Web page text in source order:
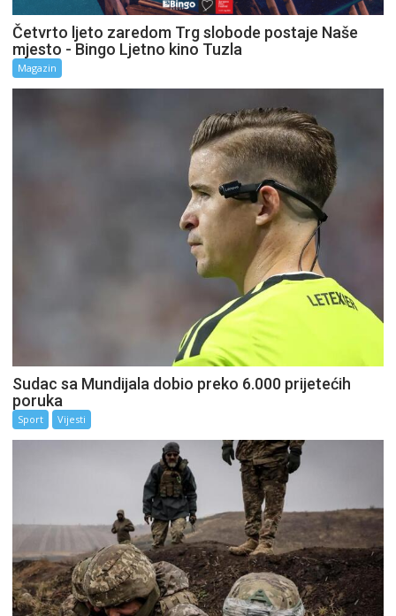
Četvrto ljeto zaredom Trg slobode postaje Naše
mjesto - Bingo Ljetno kino Tuzla
Magazin
Sudac sa Mundijala dobio preko 6.000 prijetećih
poruka
Sport Vijesti